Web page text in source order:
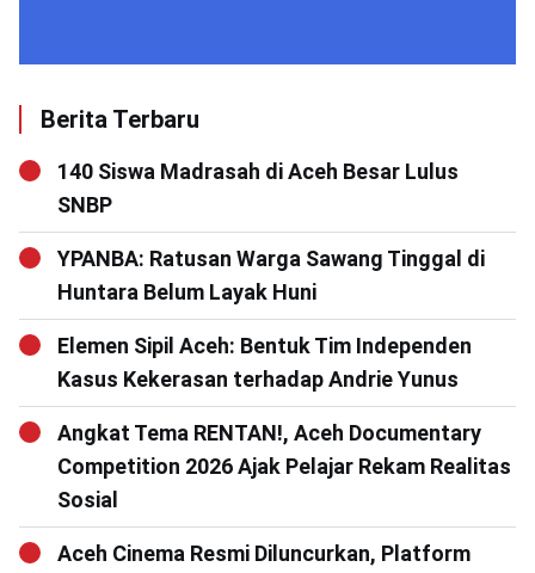
Berita Terbaru
140 Siswa Madrasah di Aceh Besar Lulus
SNBP
YPANBA: Ratusan Warga Sawang Tinggal di
Huntara Belum Layak Huni
Elemen Sipil Aceh: Bentuk Tim Independen
Kasus Kekerasan terhadap Andrie Yunus
Angkat Tema RENTAN!, Aceh Documentary
Competition 2026 Ajak Pelajar Rekam Realitas
Sosial
Aceh Cinema Resmi Diluncurkan, Platform